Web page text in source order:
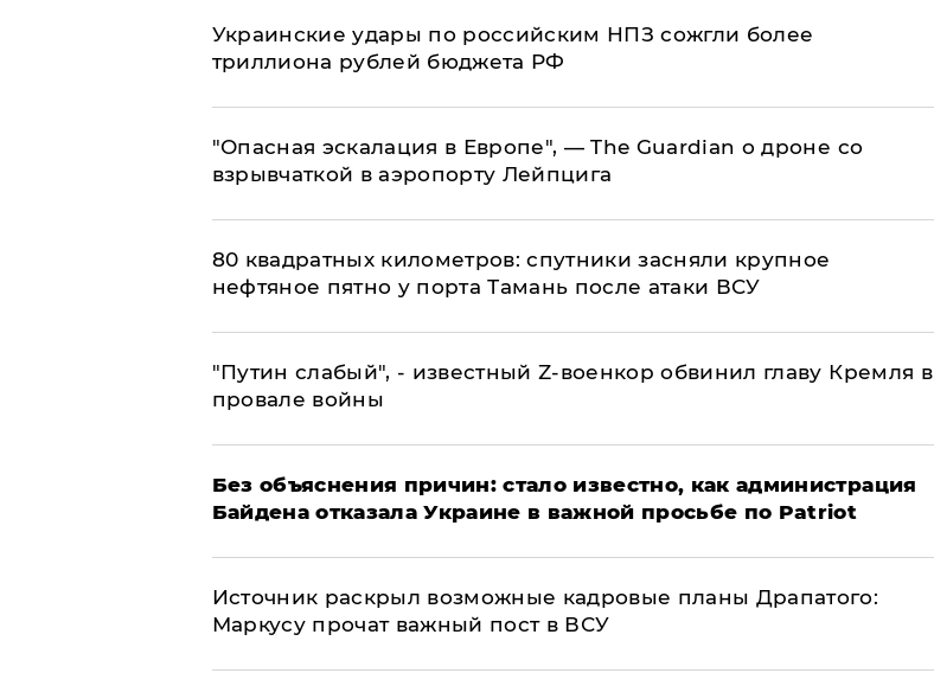
Украинские удары по российским НПЗ сожгли более
триллиона рублей бюджета РФ
"Опасная эскалация в Европе", — The Guardian о дроне со
взрывчаткой в аэропорту Лейпцига
80 квадратных километров: спутники засняли крупное
нефтяное пятно у порта Тамань после атаки ВСУ
​"Путин слабый", - известный Z-военкор обвинил главу Кремля в
провале войны
Без объяснения причин: стало известно, как администрация
Байдена отказала Украине в важной просьбе по Patriot
​Источник раскрыл возможные кадровые планы Драпатого:
Маркусу прочат важный пост в ВСУ